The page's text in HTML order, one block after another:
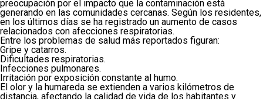
preocupación por el impacto que la contaminación está
generando en las comunidades cercanas. Según los residentes,
en los últimos días se ha registrado un aumento de casos
relacionados con afecciones respiratorias.
Entre los problemas de salud más reportados figuran:
Gripe y catarros.
Dificultades respiratorias.
Infecciones pulmonares.
Irritación por exposición constante al humo.
El olor y la humareda se extienden a varios kilómetros de
distancia, afectando la calidad de vida de los habitantes y